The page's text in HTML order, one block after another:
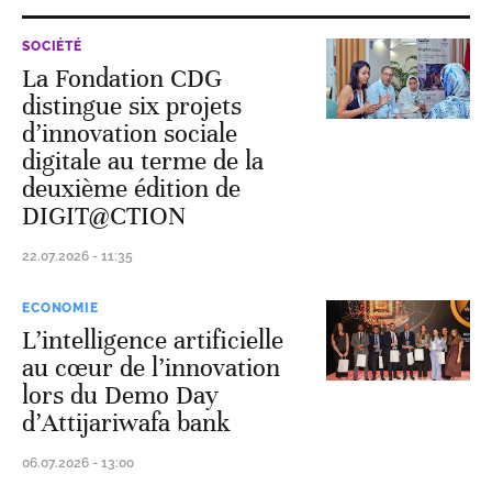
SOCIÉTÉ
La Fondation CDG
distingue six projets
d’innovation sociale
digitale au terme de la
deuxième édition de
DIGIT@CTION
22.07.2026 - 11:35
ECONOMIE
L’intelligence artificielle
au cœur de l’innovation
lors du Demo Day
d’Attijariwafa bank
06.07.2026 - 13:00